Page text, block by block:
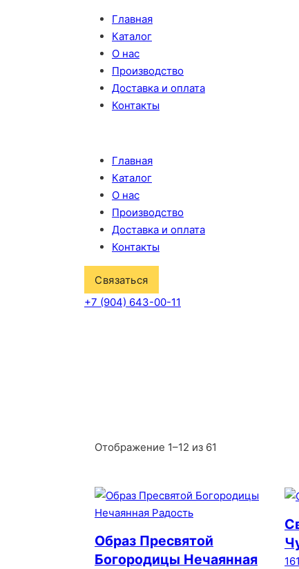
Главная
Каталог
О нас
Производство
Доставка и оплата
Контакты
Главная
Каталог
О нас
Производство
Доставка и оплата
Контакты
Связаться
+7 (904) 643-00-11
Отображение 1–12 из 61
Образ Пресвятой
Богородицы Нечаянная